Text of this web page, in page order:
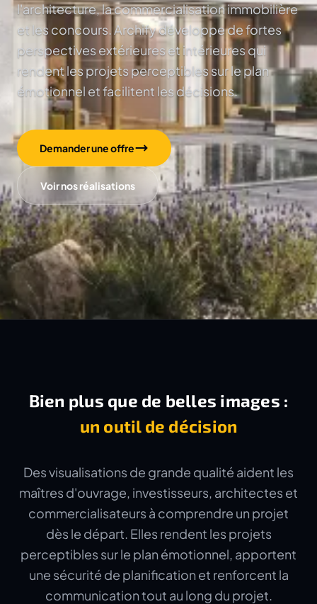
l'architecture, la commercialisation immobilière
et les concours. Archify développe de fortes
perspectives extérieures et intérieures qui
rendent les projets perceptibles sur le plan
émotionnel et facilitent les décisions.
Demander une offre
Voir nos réalisations
Bien plus que de belles images :
un outil de décision
Des visualisations de grande qualité aident les
maîtres d'ouvrage, investisseurs, architectes et
commercialisateurs à comprendre un projet
dès le départ. Elles rendent les projets
perceptibles sur le plan émotionnel, apportent
une sécurité de planification et renforcent la
communication tout au long du projet.